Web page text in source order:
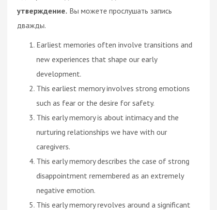
утверждение. Вы можете прослушать запись
дважды.
Earliest memories often involve transitions and
new experiences that shape our early
development.
This earliest memory involves strong emotions
such as fear or the desire for safety.
This early memory is about intimacy and the
nurturing relationships we have with our
caregivers.
This early memory describes the case of strong
disappointment remembered as an extremely
negative emotion.
This early memory revolves around a significant